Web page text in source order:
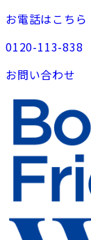
お電話はこちら
0120-113-838
お問い合わせ